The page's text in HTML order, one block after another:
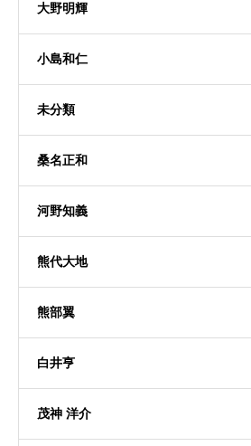
大野明輝
小島和仁
未分類
桑名正和
河野知義
熊代大地
熊部翼
白井亨
茂神 洋介